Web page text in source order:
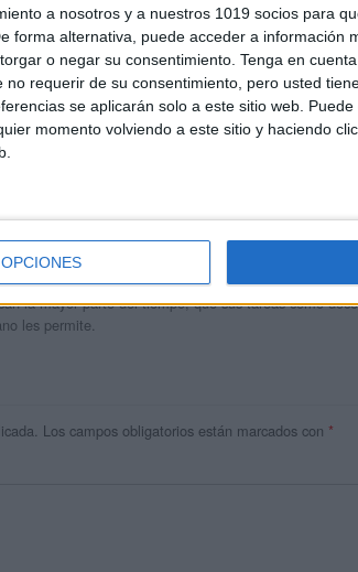
a nosotros y a nuestros 1019 socios para
forma alternativa, puede acceder a información
o negar su consentimiento. Tenga en
no requerir de su consentimiento, pero usted
se aplicarán solo a este sitio web.
momento volviendo a este sitio y haciendo
es la apuesta personal de dos profesores Ginés y
son los encargados de los contenidos que
la mayor parte del tiempo, que sus tareas como
les permite.
Los campos obligatorios están marcados con *